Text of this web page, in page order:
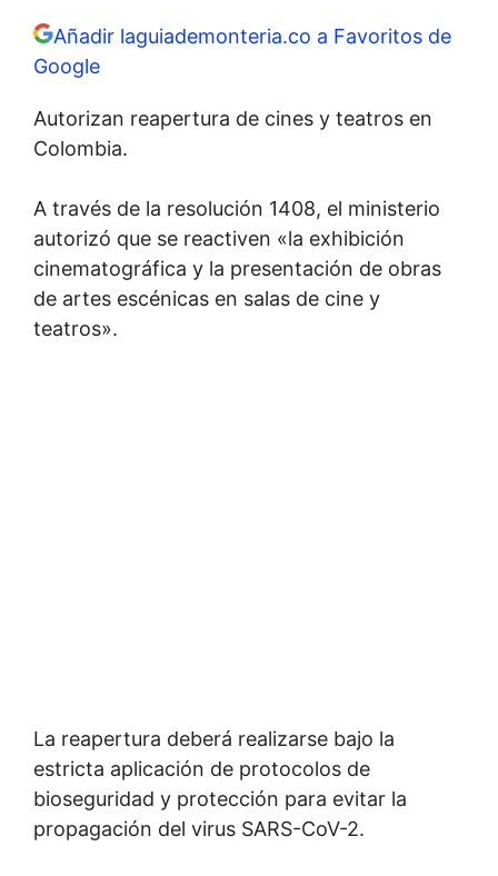
Añadir laguiademonteria.co a Favoritos de
Google
Autorizan reapertura de cines y teatros en
Colombia.
A través de la resolución 1408, el ministerio
autorizó que se reactiven «la exhibición
cinematográfica y la presentación de obras
de artes escénicas en salas de cine y
teatros».
La reapertura deberá realizarse bajo la
estricta aplicación de protocolos de
bioseguridad y protección para evitar la
propagación del virus SARS-CoV-2.